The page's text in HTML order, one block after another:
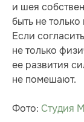
и шея
быть не
Если
не только
ее развития
не помешают.
Фото: Студия